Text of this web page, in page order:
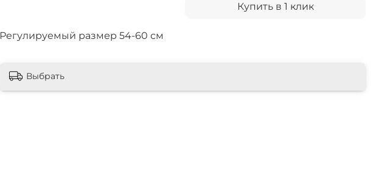
Купить в 1 клик
Регулируемый размер 54-60 см
Выбрать